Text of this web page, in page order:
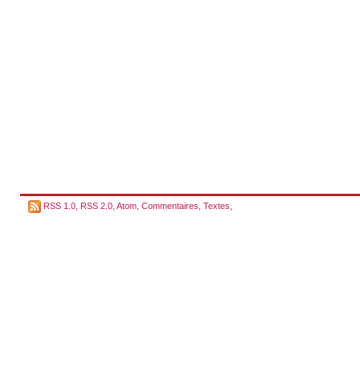
RSS 1.0 RSS 2.0 Atom Commentaires Textes